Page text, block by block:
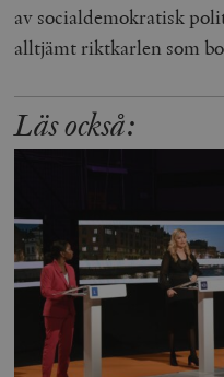
av socialdemokratisk
alltjämt riktkarlen som
Läs också: